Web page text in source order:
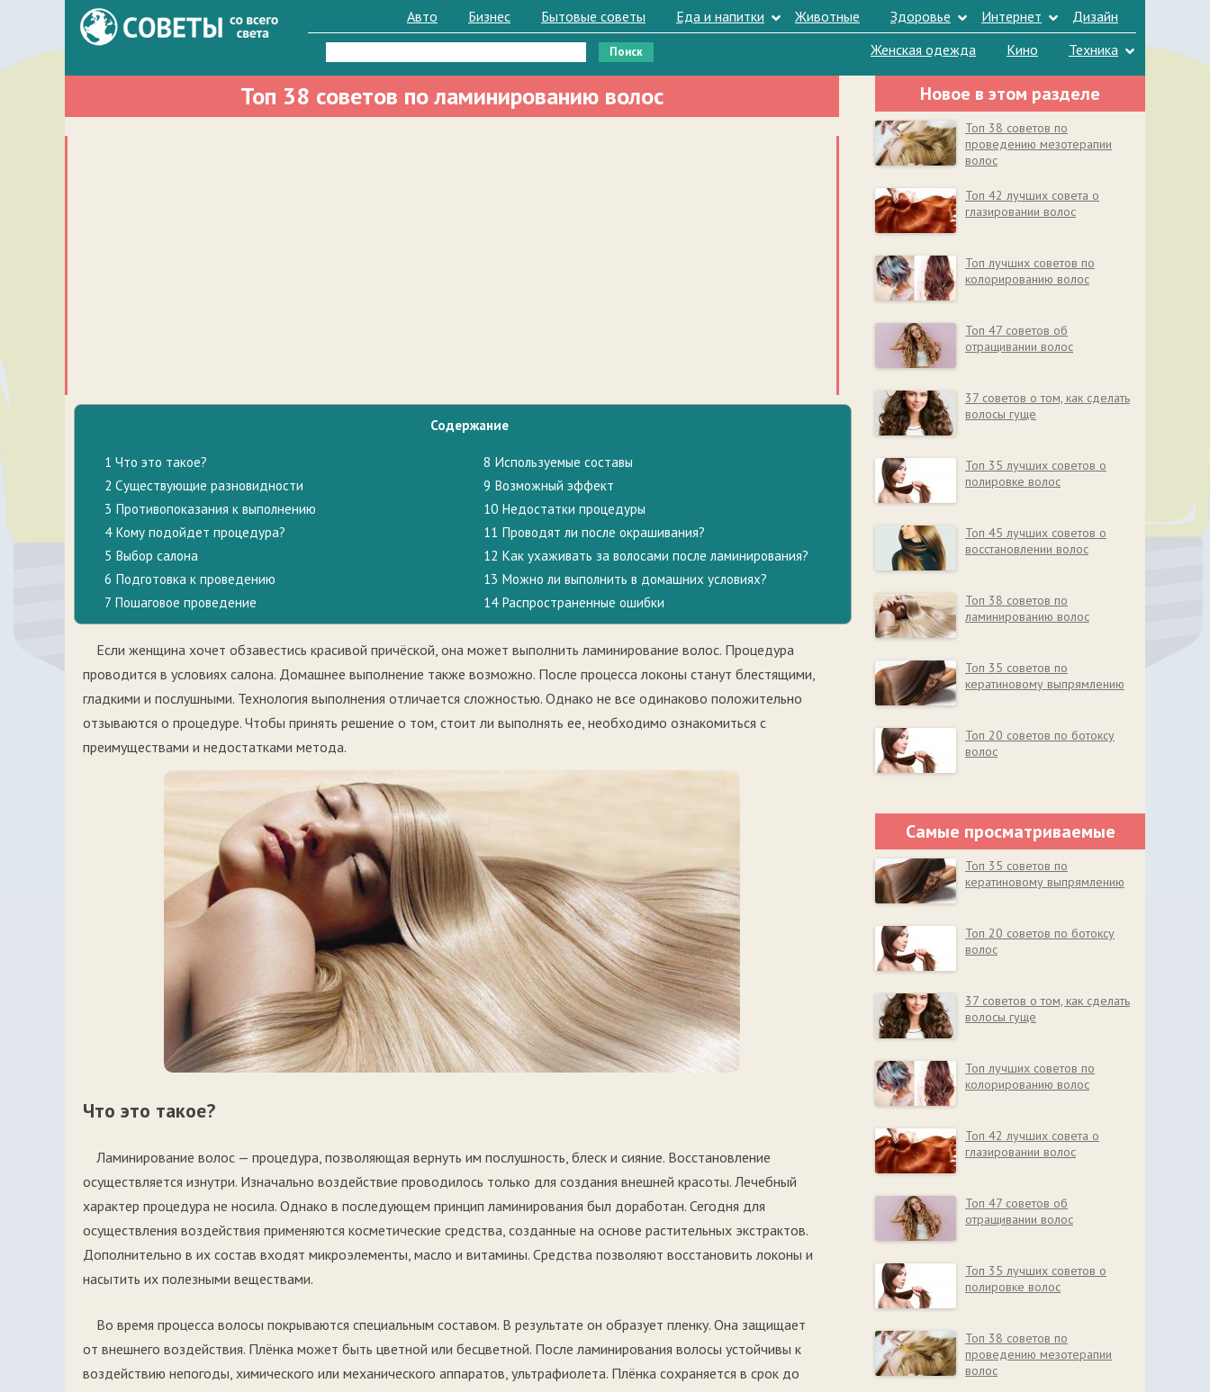
Авто Бизнес Бытовые советы Еда и напитки Животные Здоровье Интернет
Дизайн
Женская одежда
Кино Техника
Найти:
Топ 38 советов по ламинированию волос
Содержание
1 Что это такое?
2 Существующие разновидности
3 Противопоказания к выполнению
4Кому подойдет процедура?
5 Выбор салона
6 Подготовка к проведению
7Пошаговое проведение
8 Используемые составы
9 Возможный эффект
10Недостатки процедуры
11 Проводят ли после окрашивания?
12 Как ухаживать за волосами после ламинирования?
13 Можно ли выполнить в домашних условиях?
14Распространенные ошибки
Если женщина хочет обзавестись красивой причёской, она может выполнить ламинирование волос. Процедура
проводится в условиях салона. Домашнее выполнение также возможно. После процесса локоны станут блестящими,
гладкими и послушными. Технология выполнения отличается сложностью. Однако не все одинаково положительно
отзываются о процедуре. Чтобы принять решение о том, стоит ли выполнять ее, необходимо ознакомиться с
преимуществами и недостатками метода.
Что это такое?
Ламинирование волос — процедура, позволяющая вернуть им послушность, блеск и сияние. Восстановление
осуществляется изнутри. Изначально воздействие проводилось только для создания внешней красоты. Лечебный
характер процедура не носила. Однако в последующем принцип ламинирования был доработан. Сегодня для
осуществления воздействия применяются косметические средства, созданные на основе растительных экстрактов.
Дополнительно в их состав входят микроэлементы, масло и витамины. Средства позволяют восстановить локоны и
насытить их полезными веществами.
Во время процесса волосы покрываются специальным составом. В результате он образует пленку. Она защищает
от внешнего воздействия. Плёнка может быть цветной или бесцветной. После ламинирования волосы устойчивы к
воздействию непогоды, химического или механического аппаратов, ультрафиолета. Плёнка сохраняется в срок до
Новое в этом разделе
Топ 38 советов по
проведению мезотерапии
волос
Топ 42 лучших совета о
глазировании волос
Топ лучших советов по
колорированию волос
Топ 47 советов об
отращивании волос
37 советов о том, как сделать
волосы гуще
Топ 35 лучших советов о
полировке волос
Топ 45 лучших советов о
восстановлении волос
Топ 38 советов по
ламинированию волос
Топ 35 советов по
кератиновому выпрямлению
Топ 20 советов по ботоксу
волос
Самые просматриваемые
Топ 35 советов по
кератиновому выпрямлению
Топ 20 советов по ботоксу
волос
37 советов о том, как сделать
волосы гуще
Топ лучших советов по
колорированию волос
Топ 42 лучших совета о
глазировании волос
Топ 47 советов об
отращивании волос
Топ 35 лучших советов о
полировке волос
Топ 38 советов по
проведению мезотерапии
волос